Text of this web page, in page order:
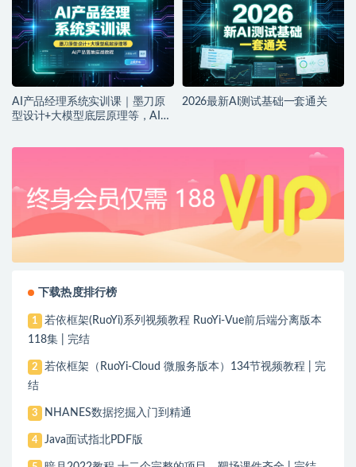
AI产品经理系统实训课｜墨刀原
型设计+大模型底层原理等，AI产
2026最新AI测试基础一套通关
下载热度排行榜
1
若依框架(RuoYi)系列视频教程 RuoYi-Vue前后端分离版本
118集 | 完结
2
若依框架（RuoYi-Cloud 微服务版本）134节视频教程 | 完
结
3 NHANES数据挖掘入门到精通
4 Java面试指北PDF版